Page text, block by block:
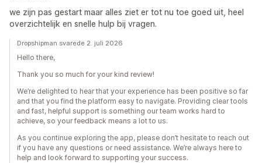
we zijn pas gestart maar alles ziet er tot nu toe goed uit, heel
overzichtelijk en snelle hulp bij vragen.
Dropshipman svarede 2. juli 2026
Hello there,
Thank you so much for your kind review!
We’re delighted to hear that your experience has been positive so far
and that you find the platform easy to navigate. Providing clear tools
and fast, helpful support is something our team works hard to
achieve, so your feedback means a lot to us.
As you continue exploring the app, please don’t hesitate to reach out
if you have any questions or need assistance. We’re always here to
help and look forward to supporting your success.